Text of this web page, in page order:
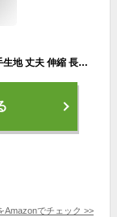
[CUSEBERRY] ストレッチパンツ 綿 ほぼ100 厚手生地 丈夫 伸縮 長ズボン 子供服 キッズ 男の子 女の子 無地 ボトムス コットン 春夏秋冬 保育園 幼稚園 小学生 (JP, 身長, 140, Regular, タフグリーン)
Amazonでチェック >>